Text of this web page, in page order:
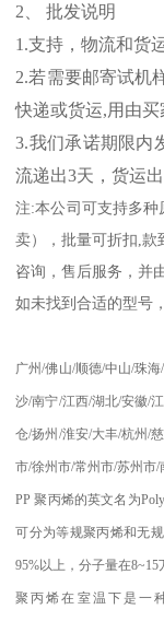
2 、 批发说明
1.支持，物流和货
2.若需要邮寄试机
快递或货运,用由买
3.我们承诺期限内
流递出3天，货运出
注:本公司可支持多种
卖），批量可折扣 ,款
咨询，售后服务，并
如未找到合适的型号
广州/佛山/顺德/中山/珠海/
沙/南宁/江西/湖北/安徽/
仓/扬州 /淮安/大丰/杭州/
市/徐州市/常州市/苏州市/
PP聚丙烯的英文名为
可分为等规聚丙烯和无
95%以上，分子量在8~15
聚丙烯在室温下是一